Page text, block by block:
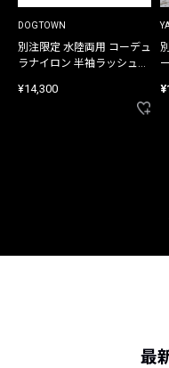
DOGTOWN
別注限定 水陸両用 コーデュ
ラナイロン 半袖ラッシュガ
¥14,300
最